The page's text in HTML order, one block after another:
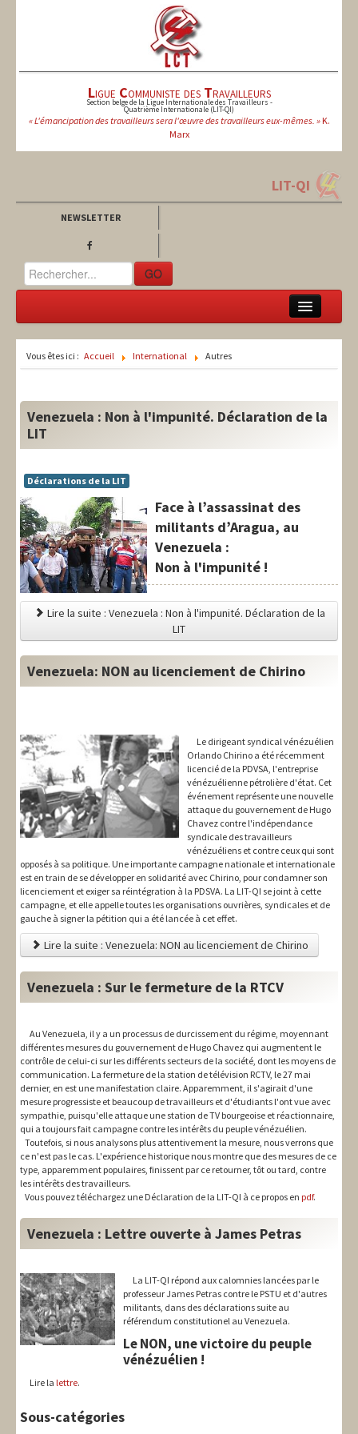
Ligue Communiste des Travailleurs
Section belge de la Ligue Internationale des Travailleurs -
Quatrième Internationale (LIT-QI)
« L'émancipation des travailleurs sera l'œuvre des travailleurs eux-mêmes. »K.
Marx
LIT-QI
NEWSLETTER
GO
National
Syndical
Social
Thèmes
Vous êtes ici : Accueil International Autres
Venezuela : Non à l'impunité. Déclaration de la
LIT
Déclarations de la LIT
Face à l’assassinat des
militants d’Aragua, au
Venezuela :
Non à l'impunité !
Lire la suite : Venezuela : Non à l'impunité. Déclaration de la
LIT
Venezuela: NON au licenciement de Chirino
Le dirigeant syndical vénézuélien
Orlando Chirino a été récemment
licencié de la PDVSA, l'entreprise
vénézuélienne pétrolière d'état. Cet
événement représente une nouvelle
attaque du gouvernement de Hugo
Chavez contre l'indépendance
syndicale des travailleurs
vénézuéliens et contre ceux qui sont
opposés à sa politique. Une importante campagne nationale et internationale
est en train de se développer en solidarité avec Chirino, pour condamner son
licenciement et exiger sa réintégration à la PDSVA. La LIT-QI se joint à cette
campagne, et elle appelle toutes les organisations ouvrières, syndicales et de
gauche à signer la pétition qui a été lancée à cet effet.
Lire la suite : Venezuela: NON au licenciement de Chirino
Venezuela : Sur le fermeture de la RTCV
Au Venezuela, il y a un processus de durcissement du régime, moyennant
différentes mesures du gouvernement de Hugo Chavez qui augmentent le
contrôle de celui-ci sur les différents secteurs de la société, dont les moyens de
communication. La fermeture de la station de télévision RCTV, le 27 mai
dernier, en est une manifestation claire. Apparemment, il s'agirait d'une
mesure progressiste et beaucoup de travailleurs et d'étudiants l'ont vue avec
sympathie, puisqu'elle attaque une station de TV bourgeoise et réactionnaire,
qui a toujours fait campagne contre les intérêts du peuple vénézuélien.
Toutefois, si nous analysons plus attentivement la mesure, nous verrons que
ce n'est pas le cas. L'expérience historique nous montre que des mesures de ce
type, apparemment populaires, finissent par ce retourner, tôt ou tard, contre
les intérêts des travailleurs.
Vous pouvez téléchargez une Déclaration de la LIT-QI à ce propos en pdf.
Venezuela : Lettre ouverte à James Petras
La LIT-QI répond aux calomnies lancées par le
professeur James Petras contre le PSTU et d'autres
militants, dans des déclarations suite au
référendum constitutionel au Venezuela.
Le NON, une victoire du peuple
vénézuélien !
Lire la lettre.
Sous-catégories